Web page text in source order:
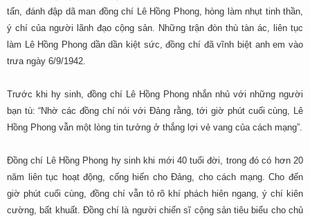
tấn, đánh đập dã man đồng chí Lê Hồng Phong, hòng làm nhụt tinh thần,
ý chí của người lãnh đạo cộng sản. Những trận đòn thù tàn ác, liên tục
làm Lê Hồng Phong dần dần kiệt sức, đồng chí đã vĩnh biệt anh em vào
trưa ngày 6/9/1942.
Trước khi hy sinh, đồng chí Lê Hồng Phong nhắn nhủ với những người
bạn tù: “Nhờ các đồng chí nói với Đảng rằng, tới giờ phút cuối cùng, Lê
Hồng Phong vẫn một lòng tin tưởng ở thắng lợi vẻ vang của cách mạng”.
Đồng chí Lê Hồng Phong hy sinh khi mới 40 tuổi đời, trong đó có hơn 20
năm liên tục hoạt động, cống hiến cho Đảng, cho cách mạng. Cho đến
giờ phút cuối cùng, đồng chí vẫn tỏ rõ khí phách hiên ngang, ý chí kiên
cường, bất khuất. Đồng chí là người chiến sĩ cộng sản tiêu biểu cho chủ